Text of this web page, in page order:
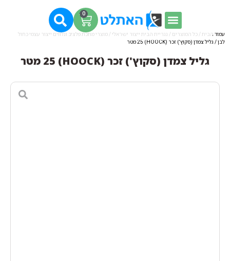
0
עמוד הבית / כל המוצרים / נגריית הבית ייצור ישראלי / מוצרי מתכת פלציב ונלווים ייצור עצמי כחול
לבן/ גליל צמדן (סקוץ') זכר (HOOCKׂׂׂׂׂ) 25 מטר
גליל צמדן (סקוץ') זכר (HOOCKׂׂׂׂׂ) 25 מטר